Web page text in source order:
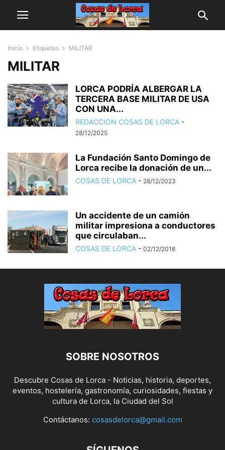
Inicio Etiquetas MILITAR
MILITAR
LORCA PODRÍA ALBERGAR LA
TERCERA BASE MILITAR DE USA
CON UNA...
REDACCION COSAS DE LORCA -
28/12/2025
La Fundación Santo Domingo de
Lorca recibe la donación de un...
COSAS DE LORCA - 28/12/2023
Un accidente de un camión
militar impresiona a conductores
que circulaban...
COSAS DE LORCA - 02/12/2018
SOBRE NOSOTROS
Descubre Cosas de Lorca - Noticias, historia, deportes,
eventos, hostelería, gastronomía, curiosidades, fiestas y
cultura de Lorca, la Ciudad del Sol
Contáctanos: cosasdelorca@gmail.com